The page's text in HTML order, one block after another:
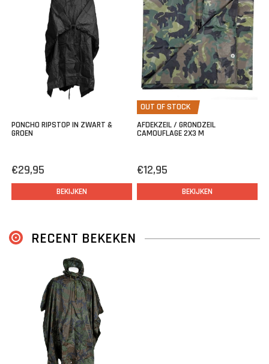
PONCHO RIPSTOP IN ZWART &
GROEN
€29,95
BEKIJKEN
OUT OF STOCK
AFDEKZEIL / GRONDZEIL
CAMOUFLAGE 2X3 M
€12,95
BEKIJKEN
RECENT BEKEKEN